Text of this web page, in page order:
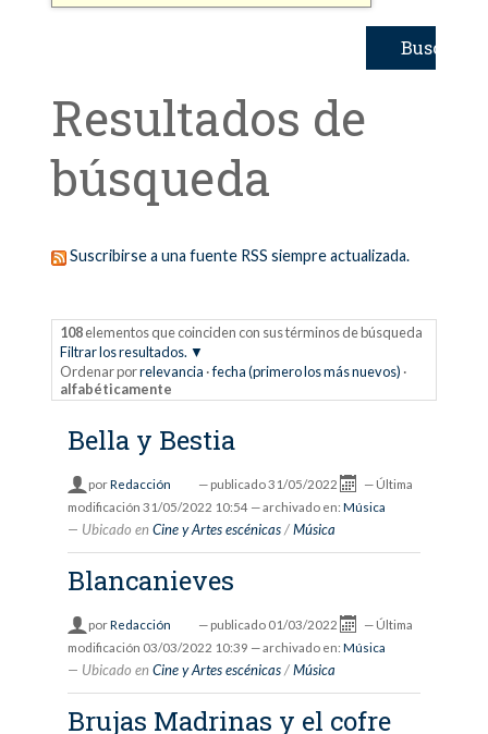
Resultados de
búsqueda
Suscribirse a una fuente RSS siempre actualizada.
108elementos que coinciden con sus términos de búsqueda
Filtrar los resultados.
Ordenar porrelevancia ·fecha (primero los más nuevos) ·
alfabéticamente
Bella y Bestia
porRedacción — publicado31/05/2022 — Última
modificación 31/05/2022 10:54 — archivado en: Música
Ubicado en Cine y Artes escénicas /Música
Blancanieves
porRedacción — publicado 01/03/2022 — Última
modificación 03/03/2022 10:39 — archivado en: Música
Ubicado en Cine y Artes escénicas /Música
Brujas Madrinas y el cofre